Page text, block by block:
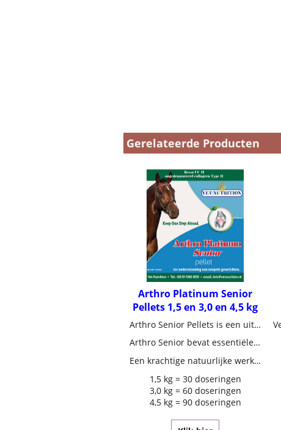
Gerelateerde Producten
Arthro Platinum Senior
Pellets 1,5 en 3,0 en 4,5 kg
Arthro Senior Pellets is een uitgebalanceerd breedspectrum gewricht supplement voor een optimale ondersteuning van het bewegingsapparaat.
Arthro Senior bevat essentiële nutritionele ingrediënten in de meest pure vorm van Glucosanime HCL , Chrondroïtinesulfaat, Hyaluronzuur, MSM, Omega 3 en 6, cofactoren ( Mn, Zn, Cu) en UC II ( ongedenatureerd Collageen type II) in hoge concentraties ter ondersteuning van gewrichten, synovia (gewrichtsvloeistof), pezen, ligamenten en bot.
Een krachtige natuurlijke werking bestaat in Arthro Senior door de sterk werkende combinatie van MSM, Duivelsklauw, Kurkuma (Curcuminoïden) , Druivenpit extract (OPC oligomere proanthocyanidinen = Bioflavonoïden) en Rozenbottel, die helpen bij ongemakken veroorzaakt door verminderde kwaliteit (slijtage) van gewrichten.
1,5 kg = 30 doseringen
3,0 kg = 60 doseringen
4,5 kg = 90 doseringen